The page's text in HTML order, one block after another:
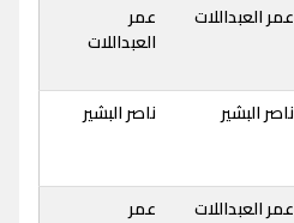
عمر العبداللات
عمر
العبداللات
ناصر البشير ناصر البشير
عمر العبداللات
عمر